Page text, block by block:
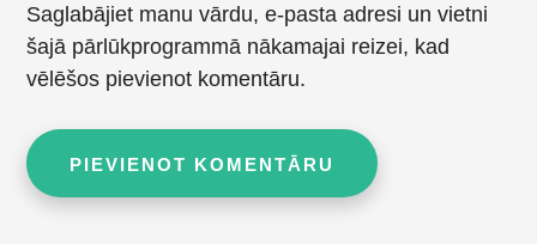
Saglabājiet manu vārdu, e-pasta adresi un vietni
šajā pārlūkprogrammā nākamajai reizei, kad
vēlēšos pievienot komentāru.